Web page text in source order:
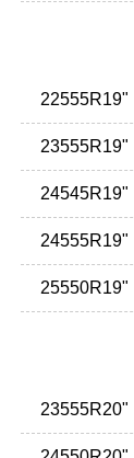
22555R19"
23555R19"
24545R19"
24555R19"
25550R19"
23555R20"